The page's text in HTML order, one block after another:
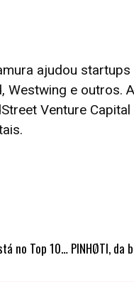
ajudou
Westwing e outros.
Venture
Rádio Mix FM está no Top 10 das rádios que mais tiveram evolução em alcance máximo